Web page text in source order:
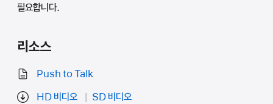
필요합니다.
리소스
Push to Talk
HD 비디오
SD 비디오